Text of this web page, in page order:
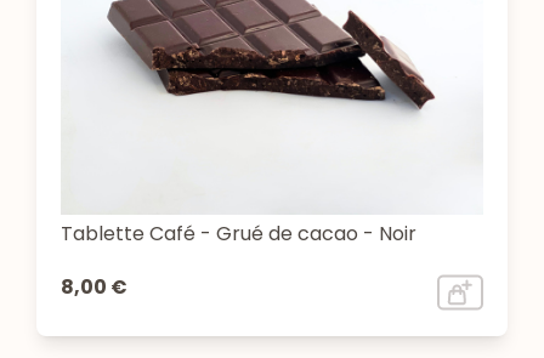
Tablette Café - Grué de cacao - Noir
8,00 €